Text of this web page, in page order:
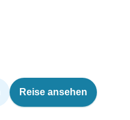
Reise ansehen